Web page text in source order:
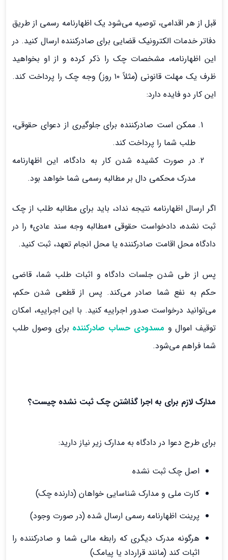
قبل از هر اقدامی، توصیه می‌شود یک اظهارنامه رسمی از طریق
دفاتر خدمات الکترونیک قضایی برای صادرکننده ارسال کنید. در
این اظهارنامه، مشخصات چک را ذکر کرده و از او بخواهید
ظرف یک مهلت قانونی (مثلاً ۱۰ روز) وجه چک را پرداخت کند.
این کار دو فایده دارد:
ممکن است صادرکننده برای جلوگیری از دعوای حقوقی،
طلب شما را پرداخت کند.
در صورت کشیده شدن کار به دادگاه، این اظهارنامه
مدرک محکمی دال بر مطالبه رسمی شما خواهد بود.
اگر ارسال اظهارنامه نتیجه نداد، باید برای مطالبه طلب از چک
ثبت نشده، دادخواست حقوقی «مطالبه وجه سند عادی» را در
دادگاه محل اقامت صادرکننده یا محل انجام تعهد، ثبت کنید.
پس از طی شدن جلسات دادگاه و اثبات طلب شما، قاضی
حکم به نفع شما صادر می‌کند. پس از قطعی شدن حکم،
می‌توانید درخواست صدور اجراییه کنید. با این اجراییه، امکان
توقیف اموال و مسدودی حساب صادرکننده برای وصول طلب
شما فراهم می‌شود.
مدارک لازم برای به اجرا گذاشتن چک ثبت نشده چیست؟
برای طرح دعوا در دادگاه به مدارک زیر نیاز دارید:
اصل چک ثبت نشده
کارت ملی و مدارک شناسایی خواهان (دارنده چک)
پرینت اظهارنامه رسمی ارسال شده (در صورت وجود)
هرگونه مدرک دیگری که رابطه مالی شما و صادرکننده را
اثبات کند (مانند قرارداد یا پیامک)